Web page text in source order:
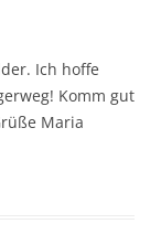
Ich hoffe
Komm gut
Maria